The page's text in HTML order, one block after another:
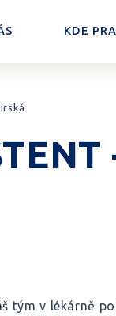
KDE
tým v lékárně